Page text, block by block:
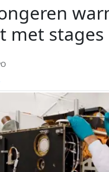
met stages